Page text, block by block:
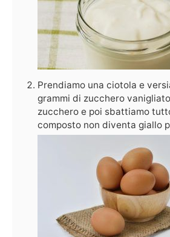
Prendiamo una ciotola e
grammi di zucchero
zucchero e poi sbattiamo
composto non diventa giallo